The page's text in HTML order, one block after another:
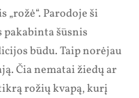
„rožė“. Parodoje ši
pakabinta šūsnis
būdu. Taip norėjau
Čia nematai žiedų ar
rožių kvapą, kurį